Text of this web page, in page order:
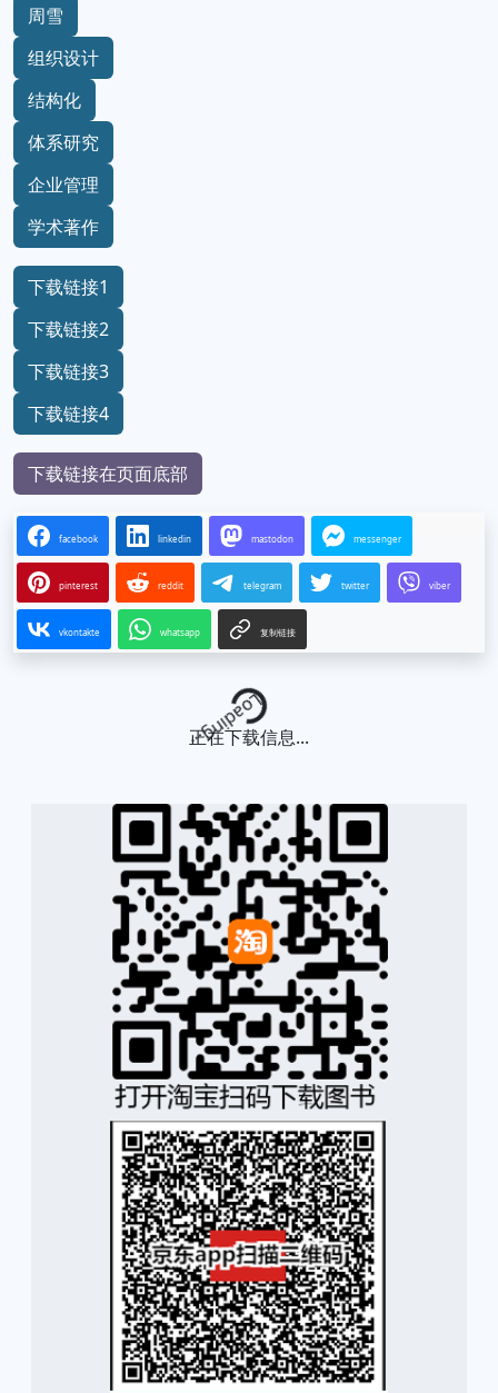
周雪
组织设计
结构化
体系研究
企业管理
学术著作
下载链接1
下载链接2
下载链接3
下载链接4
下载链接在页面底部
facebook linkedin mastodon messenger
pinterest reddit telegram twitter viber
vkontakte whatsapp 复制链接
Loading...
正在下载信息...